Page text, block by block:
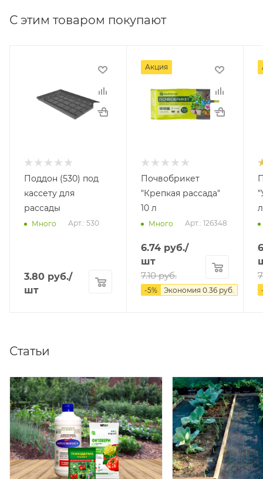
С этим товаром покупают
Поддон (530) под
кассету для
рассады
Много Арт.: 530
3.80 руб./
шт
Акция
Почвобрикет
"Крепкая рассада"
10 л
Много Арт.: 126348
6.74 руб./
шт
7.10руб.
-5% Экономия 0.36 руб.
л
Статьи